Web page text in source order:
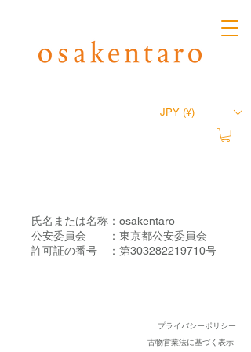
JPY (¥)
氏名または名称：osakentaro
公安委員会 ：東京都公安委員会
許可証の番号 ：第303282219710号
プライバシーポリシー
古物営業法に基づく表示